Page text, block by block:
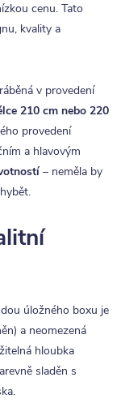
cenu. Tato
kvality a
v provedení
210 cm nebo 220
provedení
a hlavovým
– neměla by
úložného boxu je
a neomezená
hloubka
sladěn s